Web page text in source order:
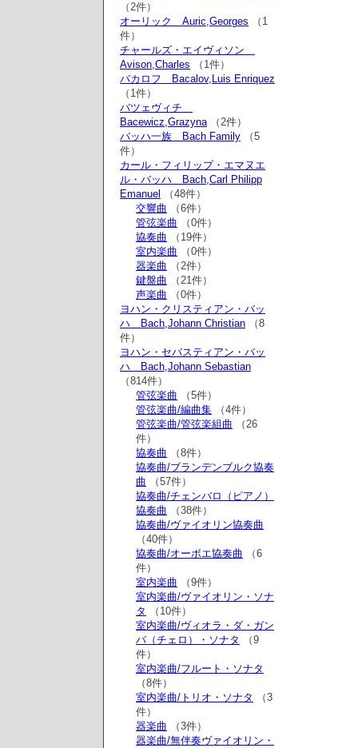
（2件）
オーリック Auric,Georges （1
件）
チャールズ・エイヴィソン
Avison,Charles （1件）
バカロフ Bacalov,Luis Enriquez
（1件）
バツェヴィチ
Bacewicz,Grazyna（2件）
バッハ一族 Bach Family （5
件）
カール・フィリップ・エマヌエ
ル・バッハ Bach,Carl Philipp
Emanuel
（48件）
交響曲 （6件）
管弦楽曲 （0件）
協奏曲 （19件）
室内楽曲 （0件）
器楽曲 （2件）
鍵盤曲 （21件）
声楽曲 （0件）
ヨハン・クリスティアン・バッ
ハ Bach,Johann Christian （8
件）
ヨハン・セバスティアン・バッ
ハ Bach,Johann Sebastian
（814件）
管弦楽曲 （5件）
管弦楽曲/編曲集 （4件）
管弦楽曲/管弦楽組曲 （26
件）
協奏曲 （8件）
協奏曲/ブランデンブルク協奏
曲 （57件）
協奏曲/チェンバロ（ピアノ）
協奏曲 （38件）
協奏曲/ヴァイオリン協奏曲
（40件）
協奏曲/オーボエ協奏曲 （6
件）
室内楽曲 （9件）
室内楽曲/ヴァイオリン・ソナ
タ
（10件）
室内楽曲/ヴィオラ・ダ・ガン
バ（チェロ）・ソナタ
（9
件）
室内楽曲/フルート・ソナタ
（8件）
室内楽曲/トリオ・ソナタ
（3
件）
器楽曲 （3件）
器楽曲/無伴奏ヴァイオリン・